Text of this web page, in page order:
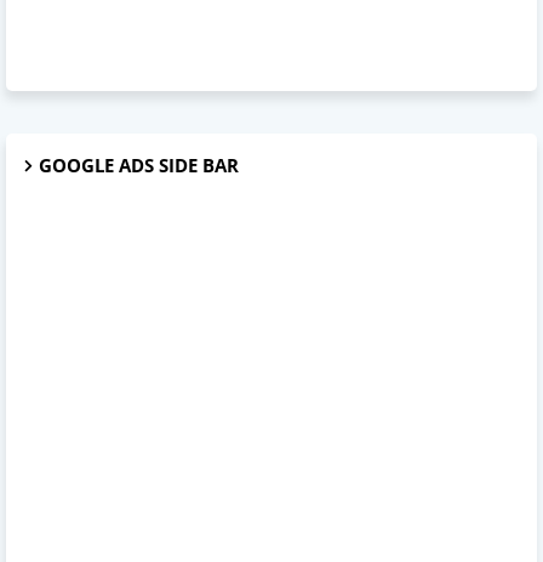
GOOGLE ADS SIDE BAR